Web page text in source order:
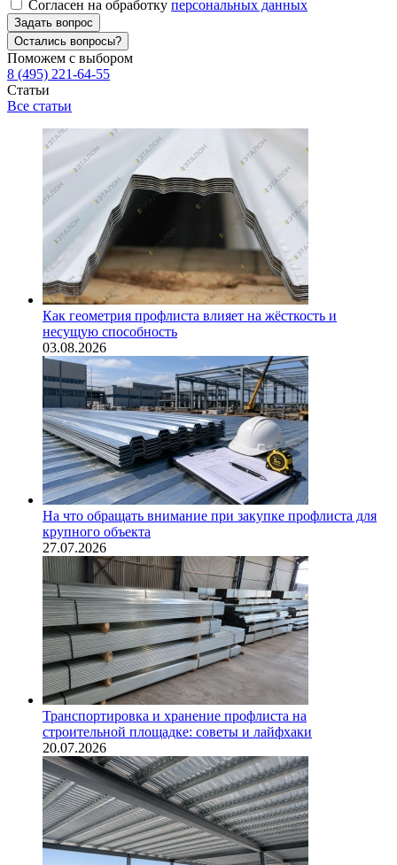
Согласен на обработку персональных данных
Задать вопрос
Остались вопросы?
Поможем с выбором
8 (495) 221-64-55
Статьи
Все статьи
Как геометрия профлиста влияет на жёсткость и
несущую способность
03.08.2026
На что обращать внимание при закупке профлиста для
крупного объекта
27.07.2026
Транспортировка и хранение профлиста на
строительной площадке: советы и лайфхаки
20.07.2026